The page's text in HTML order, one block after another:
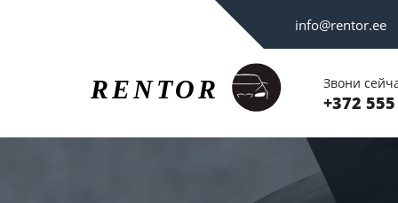
info@rentor.ee
Звони
+372